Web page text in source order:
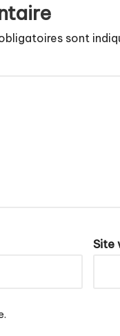
sont
Site